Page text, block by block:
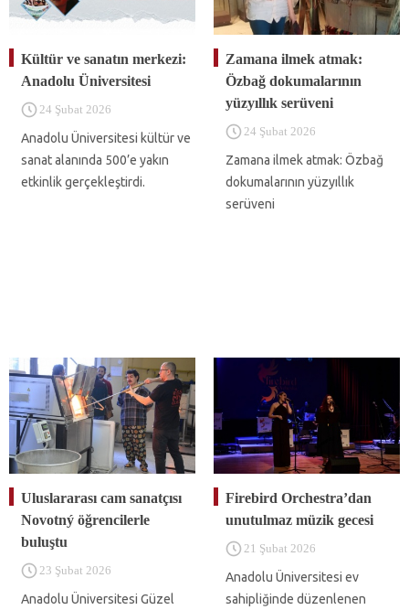
Kültür ve sanatın merkezi:
Anadolu Üniversitesi
24 Şubat 2026
Anadolu Üniversitesi kültür ve
sanat alanında 500’e yakın
etkinlik gerçekleştirdi.
Zamana ilmek atmak:
Özbağ dokumalarının
yüzyıllık serüveni
24 Şubat 2026
Zamana ilmek atmak: Özbağ
dokumalarının yüzyıllık
serüveni
Uluslararası cam sanatçısı
Novotný öğrencilerle
buluştu
23 Şubat 2026
Anadolu Üniversitesi Güzel
Firebird Orchestra’dan
unutulmaz müzik gecesi
21 Şubat 2026
Anadolu Üniversitesi ev
sahipliğinde düzenlenen